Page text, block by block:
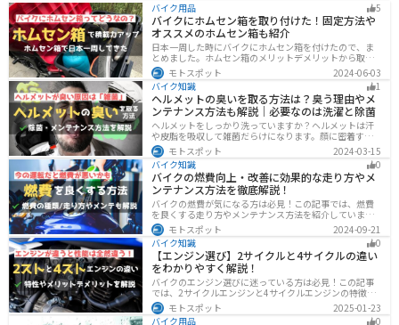
バイク用品 5
バイクにホムセン箱を取り付けた！固定方法や
オススメのホムセン箱も紹介
日本一周した時にバイクにホムセン箱を付けたので、ま
とめました。ホムセン箱のメリットデメリットから取り
付け方法、実際につけてどううだったのか、オススメの
ホムセン箱まで全て解説します。バイクにホムセン箱を
付けたいと思っている人はぜひ参考にしてください。
モトスポット
2024-06-03
バイク知識
1
ヘルメットの臭いを取る方法は？臭う理由やメ
ンテナンス方法も解説｜必要なのは洗濯と除菌
ヘルメットをしっかり洗っていますか？ヘルメットは汗
や皮脂を吸収して雑菌だらけになります。顔に密着する
物なのでしっかりと除菌・消臭をする必要があります。
この記事では、ヘルメットをまるっと綺麗にする方法を
まとめました。まだメンテナンスをしたことがないとい
う人はぜひ参考にしてください。
モトスポット
2024-03-15
バイク知識
0
バイクの燃費向上・改善に効果的な走り方やメ
ンテナンス方法を徹底解説！
バイクの燃費が気になる方は必見！この記事では、燃費
を良くする走り方やメンテナンス方法を紹介していま
す。実は、車体そのものや荷物を軽くすることで、燃費
の向上が可能です。この記事を読めば、燃費を改善する
具体的な方法がわかります。
モトスポット
2024-09-21
バイク知識
0
【エンジン選び】2サイクルと4サイクルの違い
をわかりやすく解説！
バイクのエンジン選びに迷っている方は必見！この記事
では、2サイクルエンジンと4サイクルエンジンの特徴や
メリット、選び方を解説しています。実は、4サイクルエ
ンジンは燃費が良く経済的で扱いやすいため、初心者の
モトスポット
2025-01-23
バイク用品
0